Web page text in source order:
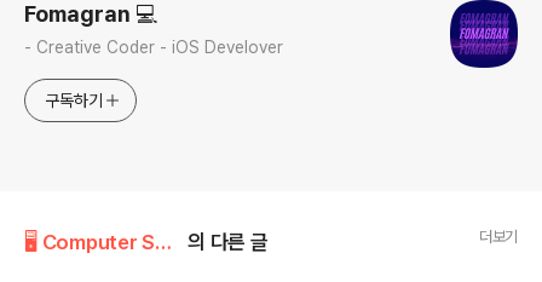
Fomagran 💻
- Creative Coder - iOS Develover
구독하기
🖥 Computer Science/Programming 의 다른 글 더보기